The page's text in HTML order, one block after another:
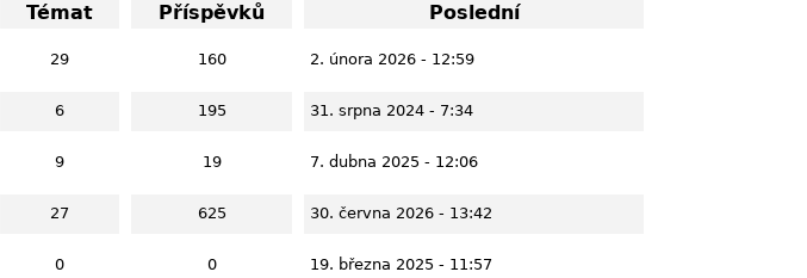
Témat Příspěvků Poslední
29 160 2. února 2026 - 12:59
6 195 31. srpna 2024 - 7:34
9 19 7. dubna 2025 - 12:06
27 625 30. června 2026 - 13:42
0 0 19. března 2025 - 11:57